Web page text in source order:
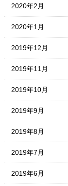
2020年2月
2020年1月
2019年12月
2019年11月
2019年10月
2019年9月
2019年8月
2019年7月
2019年6月